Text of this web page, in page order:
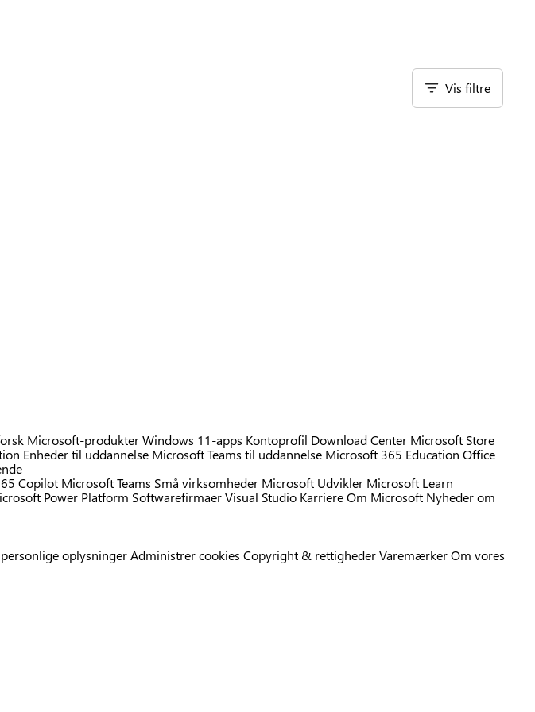
Vis filtre
Microsoft-produkterWindows 11-apps Kontoprofil Download Center Microsoft Store
Enheder til uddannelse Microsoft Teams til uddannelse Microsoft 365 Education Office
Copilot Microsoft Teams Små virksomheder Microsoft Udvikler Microsoft Learn
Power Platform SoftwarefirmaerVisual Studio KarriereOm Microsoft Nyheder om
oplysningerAdministrer cookies Copyright & rettighederVaremærkerOm vores